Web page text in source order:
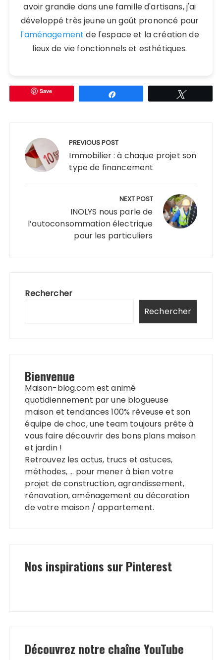
avoir grandie dans une famille d'artisans, j'ai
développé très jeune un goût prononcé pour
l'aménagement de l'espace et la création de
lieux de vie fonctionnels et esthétiques.
Save
l’article
PREVIOUS POST
Immobilier : à chaque projet son
type de financement
NEXT POST
INOLYS nous parle de
l’autoconsommation électrique
pour les particuliers
Rechercher
Rechercher
Bienvenue
Maison-blog.com est animé
quotidiennement par une blogueuse
maison et tendances 100% rêveuse et son
équipe de choc, une team toujours prête à
vous faire découvrir des bons plans maison
et jardin !
Retrouvez les actus, trucs et astuces,
méthodes, … pour mener à bien votre
projet de construction, agrandissement,
rénovation, aménagement ou décoration
de votre maison / appartement.
Nos inspirations sur Pinterest
Découvrez notre chaîne YouTube